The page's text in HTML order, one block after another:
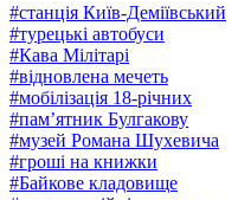
#станція Київ-Деміївський
#турецькі автобуси
#Кава Мілітарі
#відновлена мечеть
#мобілізація 18-річних
#пам’ятник Булгакову
#музей Романа Шухевича
#гроші на книжки
#Байкове кладовище